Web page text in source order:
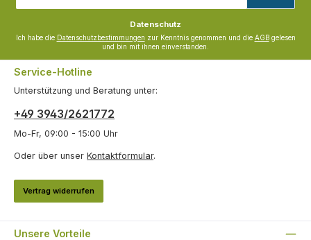
Datenschutz
Ich habe die Datenschutzbestimmungen zur Kenntnis genommen und die AGBgelesen
und bin mit ihnen einverstanden.
Service-Hotline
Unterstützung und Beratung unter:
+49 3943/2621772
Mo-Fr, 09:00 - 15:00 Uhr
Oder über unser Kontaktformular.
Vertrag widerrufen
Unsere Vorteile